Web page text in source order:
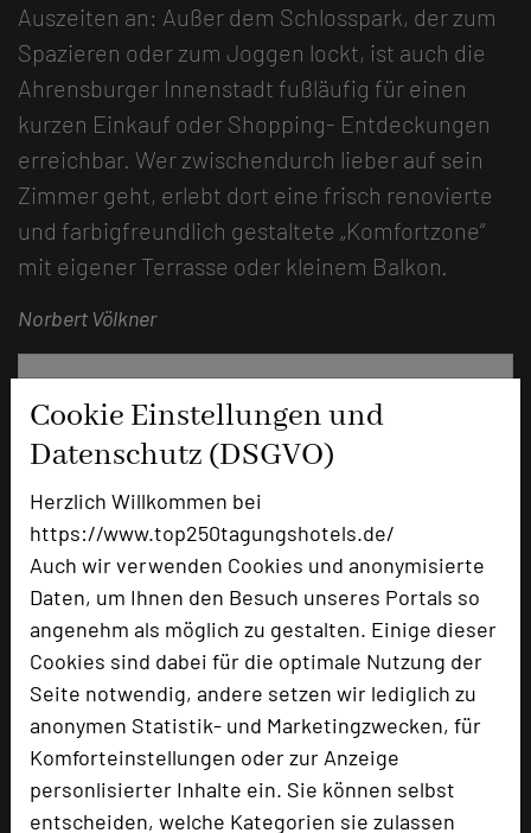
Cookie Einstellungen und
Datenschutz (DSGVO)
Herzlich Willkommen bei
https://www.top250tagungshotels.de/
Auch wir verwenden Cookies und anonymisierte
Daten, um Ihnen den Besuch unseres Portals so
angenehm als möglich zu gestalten. Einige dieser
Cookies sind dabei für die optimale Nutzung der
Seite notwendig, andere setzen wir lediglich zu
anonymen Statistik- und Marketingzwecken, für
Komforteinstellungen oder zur Anzeige
personlisierter Inhalte ein. Sie können selbst
entscheiden, welche Kategorien sie zulassen
Auszeiten an: Außer dem Schlosspark, der zum
Spazieren oder zum Joggen lockt, ist auch die
Ahrensburger Innenstadt fußläufig für einen
kurzen Einkauf oder Shopping- Entdeckungen
erreichbar. Wer zwischendurch lieber auf sein
Zimmer geht, erlebt dort eine frisch renovierte
und farbigfreundlich gestaltete „Komfortzone“
mit eigener Terrasse oder kleinem Balkon.
Norbert Völkner
Hotel Am Schloss Ahrensburg
Am Alten Markt 17
22926 Ahrensburg
phone +49 4102 8055
mail Email
language